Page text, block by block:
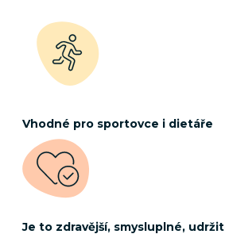
Vhodné pro sportovce i dietáře
Je to zdravější, smysluplné,